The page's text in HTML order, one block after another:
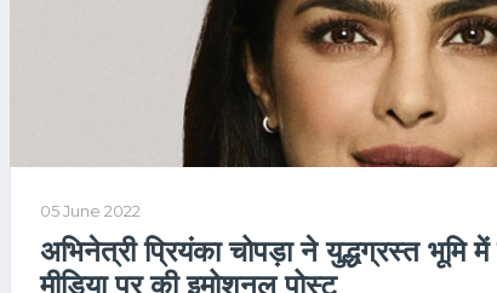
05 June 2022
अभिनेत्री प्रियंका चोपड़ा ने युद्धग्रस्त
मीडिया पर की इमोशनल पोस्ट